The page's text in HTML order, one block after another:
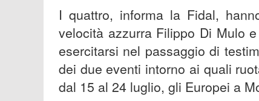
I quattro, informa la Fidal,
velocità azzurra Filippo Di Mulo
esercitarsi nel passaggio di
dei due eventi intorno ai quali
dal 15 al 24 luglio, gli Europei a